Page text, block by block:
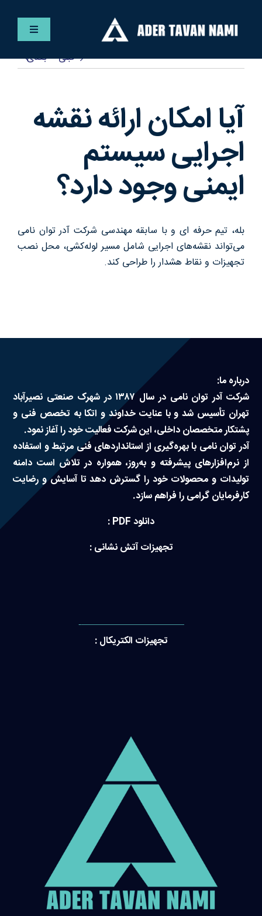
content
کنترلر
فارسی
پروژه ها
گالری
آدرفان
قبلی بعدی
آیا امکان ارائه نقشه
اجرایی سیستم
ایمنی وجود دارد؟
بله، تیم حرفه ای و با سابقه مهندسی شرکت آدر توان نامی
می‌تواند نقشه‌های اجرایی شامل مسیر لوله‌کشی، محل نصب
تجهیزات و نقاط هشدار را طراحی کند.
درباره ما:
شرکت آدر توان نامی در سال ۱۳۸۷ در شهرک صنعتی نصیرآباد
تهران تأسیس شد و با عنایت خداوند و اتکا به تخصص فنی و
پشتکار متخصصان داخلی، این شرکت فعالیت خود را آغاز نمود.
آدر توان نامی با بهره‌گیری از استانداردهای فنی مرتبط و استفاده
از نرم‌افزارهای پیشرفته و به‌روز، همواره در تلاش است دامنه
تولیدات و محصولات خود را گسترش دهد تا آسایش و رضایت
کارفرمایان گرامی را فراهم سازد.
دانلود PDF :
تجهیزات آتش نشانی :
———————————-
تجهیزات الکتریکال :